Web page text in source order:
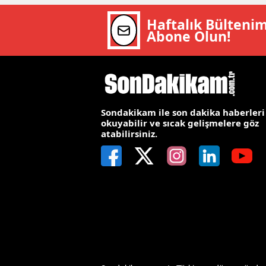
Haftalık
Abone Olun!
Sondakikam ile son dakika haberleri
okuyabilir ve sıcak gelişmelere göz
atabilirsiniz.